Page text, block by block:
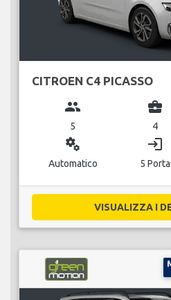
CITROEN C4 PICASSO
group
5
business_center
4
miscellaneous_services
Automatico
login
5 Porta
VISUALIZZA I